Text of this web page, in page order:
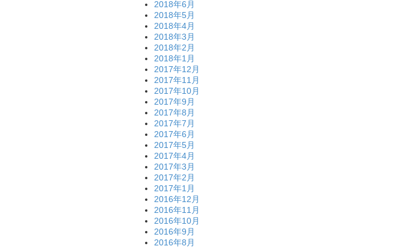
2018年6月
2018年5月
2018年4月
2018年3月
2018年2月
2018年1月
2017年12月
2017年11月
2017年10月
2017年9月
2017年8月
2017年7月
2017年6月
2017年5月
2017年4月
2017年3月
2017年2月
2017年1月
2016年12月
2016年11月
2016年10月
2016年9月
2016年8月